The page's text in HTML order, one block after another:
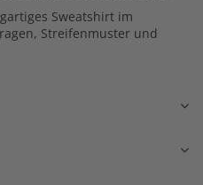
Sweatshirt im
Streifenmuster und